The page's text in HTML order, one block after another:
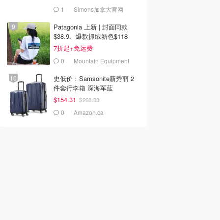
1 Simons加拿大官网
Patagonia 上新 | 封面同款
$38.9、爆款抓绒新色$118
7折起+免运费
0
Mountain Equipment
史低价：Samsonite新秀丽 2
件套行李箱 深海军蓝
$154.31 $268.33
0 Amazon.ca